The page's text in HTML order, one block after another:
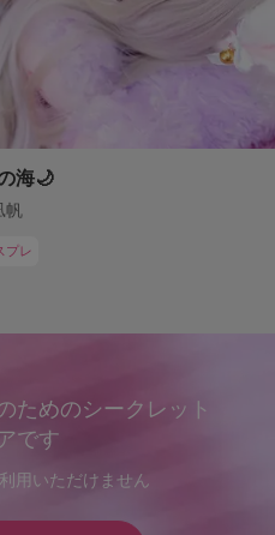
海🌙
帆
プレ
ためのシークレット
です
用いただけません